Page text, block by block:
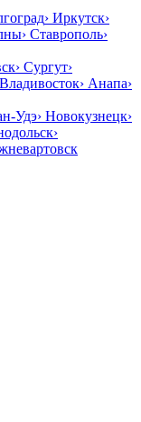
› Иркутск›
› Ставрополь›
› Сургут›
Владивосток› Анапа›
Удэ› Новокузнецк›
›